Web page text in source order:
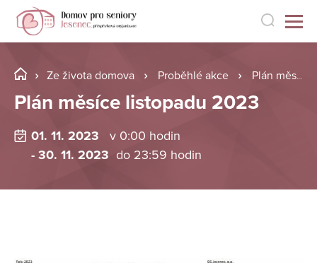
Ze života domova Proběhlé akce Plán měsíce listopadu 2023
Plán měsíce listopadu 2023
01. 11. 2023
v 0:00 hodin
- 30. 11. 2023 do 23:59 hodin